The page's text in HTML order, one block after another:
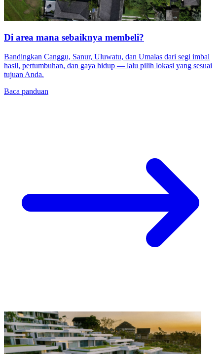
Di area mana sebaiknya membeli?
Bandingkan Canggu, Sanur, Uluwatu, dan Umalas dari segi imbal
hasil, pertumbuhan, dan gaya hidup — lalu pilih lokasi yang sesuai
tujuan Anda.
Baca panduan